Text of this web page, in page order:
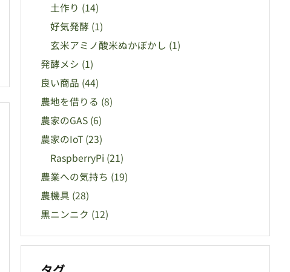
土作り (14)
好気発酵 (1)
玄米アミノ酸米ぬかぼかし (1)
発酵メシ (1)
良い商品 (44)
農地を借りる (8)
農家のGAS (6)
農家のIoT (23)
RaspberryPi (21)
農業への気持ち (19)
農機具 (28)
黒ニンニク (12)